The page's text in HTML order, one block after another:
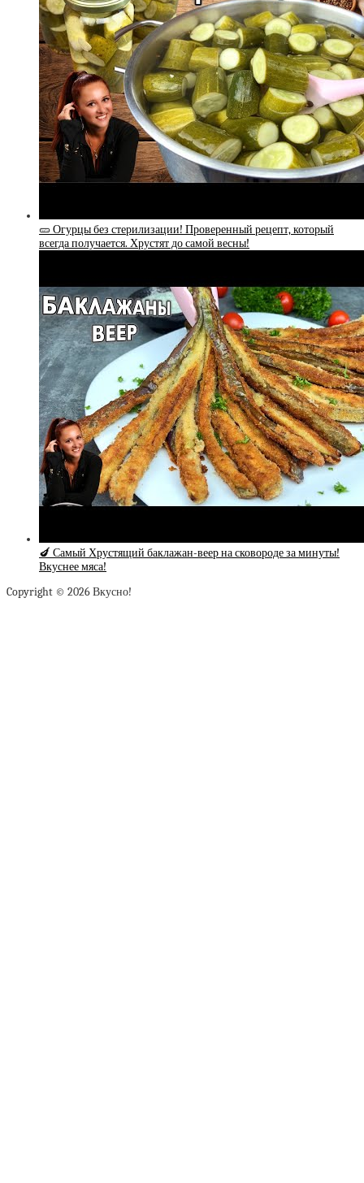
🥒 Огурцы без стерилизации! Проверенный рецепт, который
всегда получается. Хрустят до самой весны!
🍆 Самый Хрустящий баклажан-веер на сковороде за минуты!
Вкуснее мяса!
Copyright © 2026 Вкусно!